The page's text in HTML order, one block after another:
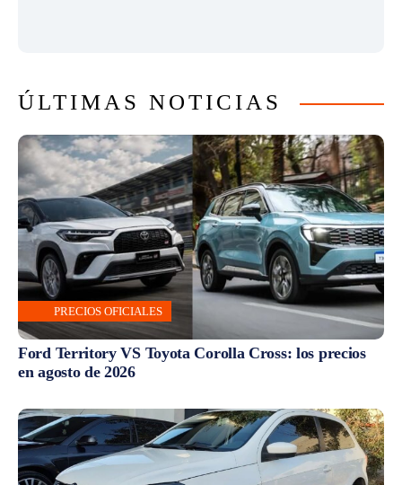
ÚLTIMAS NOTICIAS
PRECIOS OFICIALES
Ford Territory VS Toyota Corolla Cross: los precios
en agosto de 2026